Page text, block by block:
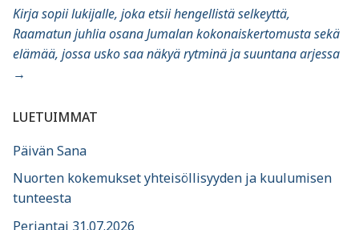
Kirja sopii lukijalle, joka etsii hengellistä selkeyttä,
Raamatun juhlia osana Jumalan kokonaiskertomusta sekä
elämää, jossa usko saa näkyä rytminä ja suuntana arjessa
→
LUETUIMMAT
Päivän Sana
Nuorten kokemukset yhteisöllisyyden ja kuulumisen
tunteesta
Perjantai 31.07.2026